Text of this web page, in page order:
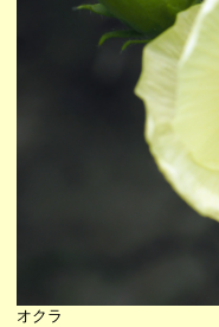
オクラ